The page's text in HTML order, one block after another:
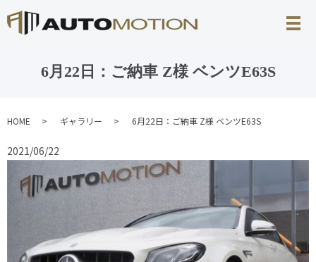
6月22日：ご納車 Z様 ベンツE63S
HOME ギャラリー 6月22日：ご納車 Z様 ベンツE63S
2021/06/22